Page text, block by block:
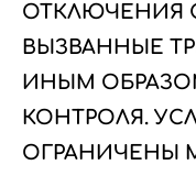
ОТКЛЮЧЕНИЯ
ВЫЗВАННЫЕ
ИНЫМ
КОНТРОЛЯ.
ОГРАНИЧЕНЫ